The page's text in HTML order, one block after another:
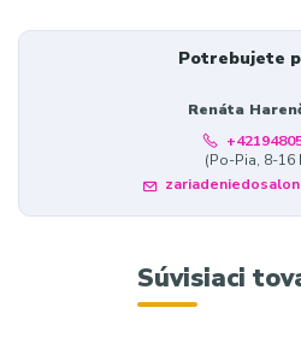
Potrebujete
Renáta
(Po-Pia, 8-16
Súvisiaci